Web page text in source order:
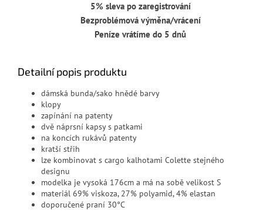
5% sleva po zaregistrování
Bezproblémová výměna/vrácení
Peníze vrátíme do 5 dnů
Detailní popis produktu
dámská bunda/sako hnědé barvy
klopy
zapínání na patenty
dvě náprsní kapsy s patkami
na koncích rukávů patenty
kratší střih
lze kombinovat s cargo kalhotami Colette stejného
designu
modelka je vysoká 176cm a má na sobě velikost S
materiál 69% viskoza, 27% polyamid, 4% elastan
doporučené praní 30°C